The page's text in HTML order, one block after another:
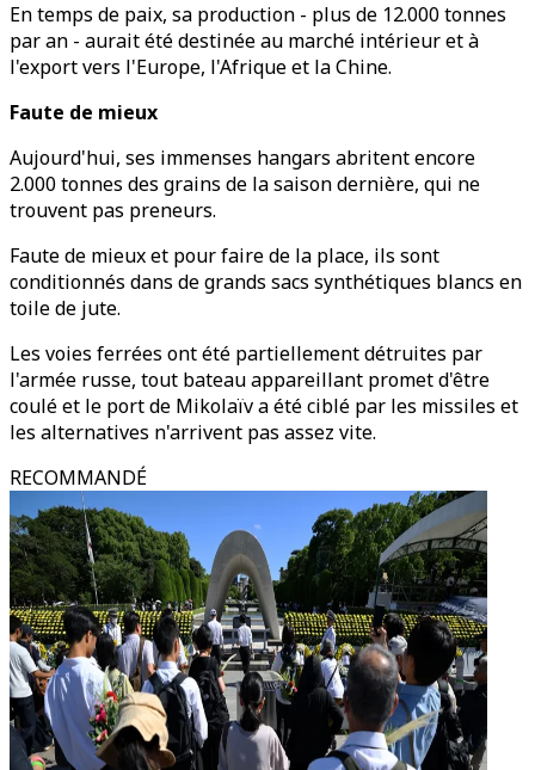
En temps de paix, sa production - plus de 12.000 tonnes
par an - aurait été destinée au marché intérieur et à
l'export vers l'Europe, l'Afrique et la Chine.
Faute de mieux
Aujourd'hui, ses immenses hangars abritent encore
2.000 tonnes des grains de la saison dernière, qui ne
trouvent pas preneurs.
Faute de mieux et pour faire de la place, ils sont
conditionnés dans de grands sacs synthétiques blancs en
toile de jute.
Les voies ferrées ont été partiellement détruites par
l'armée russe, tout bateau appareillant promet d'être
coulé et le port de Mikolaïv a été ciblé par les missiles et
les alternatives n'arrivent pas assez vite.
RECOMMANDÉ